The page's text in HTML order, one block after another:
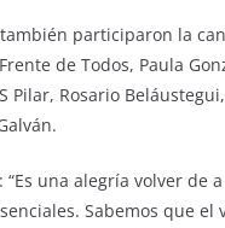
participaron la
de Todos, Paula
Pilar, Rosario
“Es una alegría volver de
Sabemos que el